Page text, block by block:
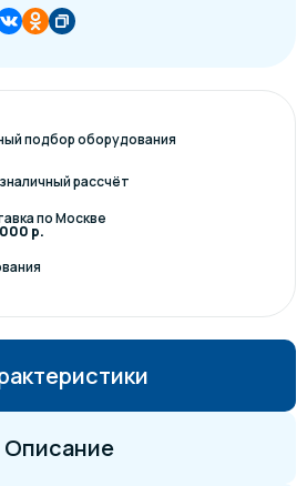
подбор оборудования
рассчёт
по Москве
р.
Описание